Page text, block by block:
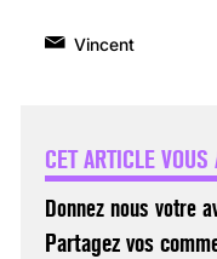
Vincent
CET ARTICLE
Donnez nous votre
Partagez vos